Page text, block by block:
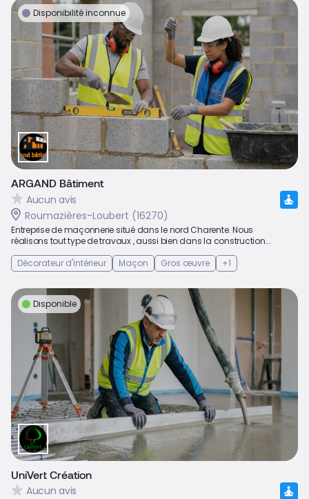
Disponibilité inconnue
ARGAND Bâtiment
Aucun avis
Roumazières-Loubert (16270)
Entreprise de maçonnerie situé dans le nord Charente. Nous
réalisons tout type de travaux , aussi bien dans la construction...
Décorateur d'intérieur
Maçon Gros œuvre +1
Disponible
UniVert Création
Aucun avis